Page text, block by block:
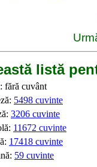
listă
fără cuvânt
5498 cuvinte
3206 cuvinte
11672 cuvinte
17418 cuvinte
59 cuvinte